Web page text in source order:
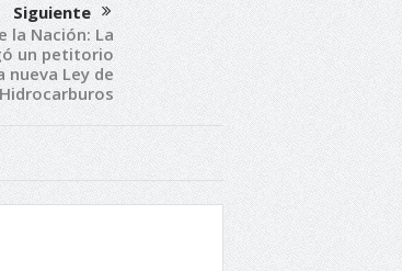
Siguiente
la Nación: La
un petitorio
nueva Ley de
Hidrocarburos